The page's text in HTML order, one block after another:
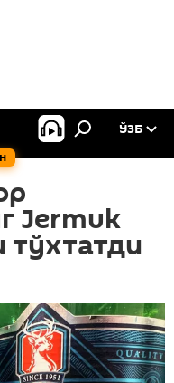
ЎЗБ
Jermuk